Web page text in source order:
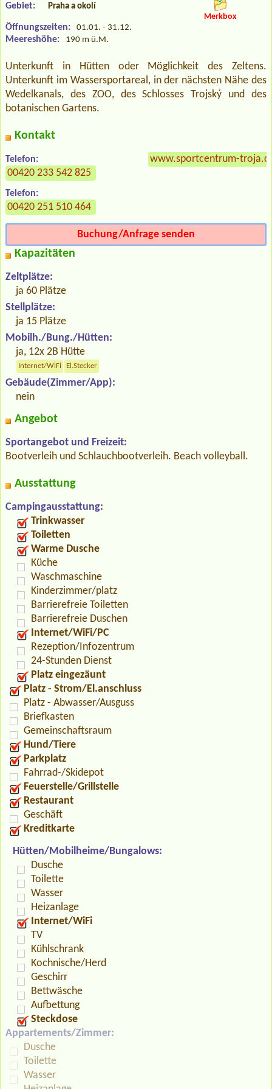
Gebiet: Praha a okolí
Öffnungszeiten: 01.01. - 31.12.
Meereshöhe: 190 m ü.M.
Merkbox
Unterkunft in Hütten oder Möglichkeit des Zeltens.
Unterkunft im Wassersportareal, in der nächsten Nähe des
Wedelkanals, des ZOO, des Schlosses Trojský und des
botanischen Gartens.
Kontakt
Telefon:
00420 233 542 825
Telefon:
00420 251 510 464
www.sportcentrum-
Buchung/Anfrage senden
Kapazitäten
Zeltplätze:
ja 60 Plätze
Stellplätze:
ja 15 Plätze
Mobilh./Bung./Hütten:
ja, 12x 2B Hütte
Internet/WiFi El.Stecker
Gebäude(Zimmer/App):
nein
Angebot
Sportangebot und Freizeit:
Bootverleih und Schlauchbootverleih. Beach volleyball.
Ausstattung
Campingausstattung:
Trinkwasser
Toiletten
Warme Dusche
Küche
Waschmaschine
Kinderzimmer/platz
Barrierefreie Toiletten
Barrierefreie Duschen
Internet/WiFi/PC
Rezeption/Infozentrum
24-Stunden Dienst
Platz eingezäunt
Platz - Strom/El.anschluss
Platz - Abwasser/Ausguss
Briefkasten
Gemeinschaftsraum
Hund/Tiere
Parkplatz
Fahrrad-/Skidepot
Feuerstelle/Grillstelle
Restaurant
Geschäft
Kreditkarte
Hütten/Mobilheime/Bungalows:
Dusche
Toilette
Wasser
Heizanlage
Internet/WiFi
TV
Kühlschrank
Kochnische/Herd
Geschirr
Bettwäsche
Aufbettung
Steckdose
Appartements/Zimmer:
Dusche
Toilette
Wasser